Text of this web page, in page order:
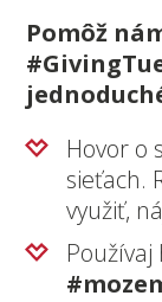
Pomôž
Hovor o
sieťach.
využiť,